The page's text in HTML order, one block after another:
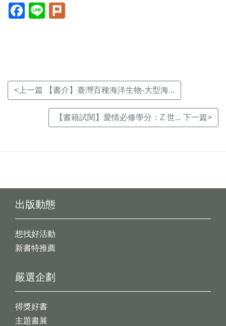
Facebook(另
開
Line(另
開
<上一篇 【書介】臺灣百種海洋生物-大型海...
【書籍試閱】愛情必修學分：Z 世... 下一篇>
出版動態
想找好活動
新書特推薦
嚴選企劃
得獎好書
主題書展